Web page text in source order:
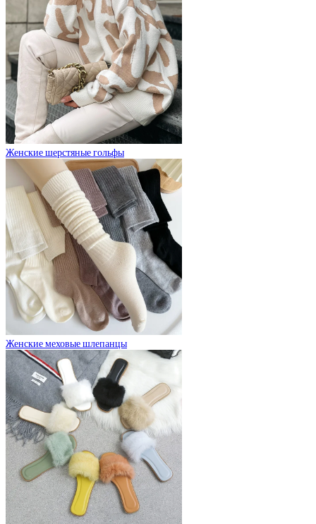
Женские шерстяные гольфы
Женские меховые шлепанцы